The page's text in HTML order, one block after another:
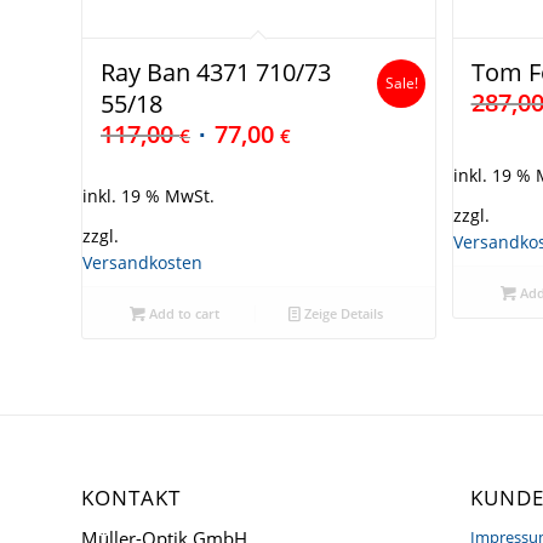
Ray Ban 4371 710/73
55/18
117,00€ 77,00 €
Sale!
inkl. 19 % MwSt.
zzgl.
Versandkosten
Add to cart Zeige Details
Tom
inkl. 19 %
zzgl.
KONTAKT
Müller-Optik GmbH